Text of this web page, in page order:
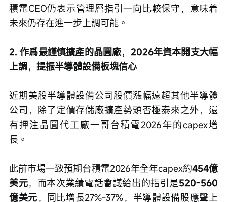
積電CEO仍表示管理層指引一向比較保守，意味着
未來仍存在進一步上調可能。
2. 作爲最謹慎擴產的晶圓廠，2026年資本開支大幅
上調，提振半導體設備板塊信心
近期美股半導體設備公司股價漲幅遠超其他半導體
公司，除了定價存儲廠擴產勢頭否極泰來之外，還
有押注晶圓代工廠一哥台積電2026年的capex增
長。
此前市場一致預期台積電2026年全年capex約454億
美元，而本次業績電話會議給出的指引是520-560
億美元，同比增長27%-37%，半導體設備股應聲上